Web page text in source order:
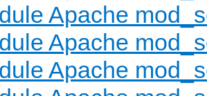
Apache
Apache
Apache